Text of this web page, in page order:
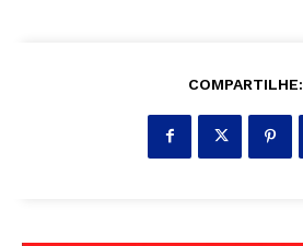
COMPARTILHE: